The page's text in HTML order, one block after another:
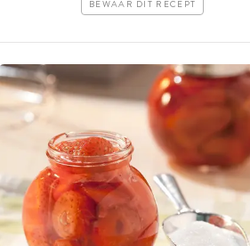
BEWAAR DIT RECEPT